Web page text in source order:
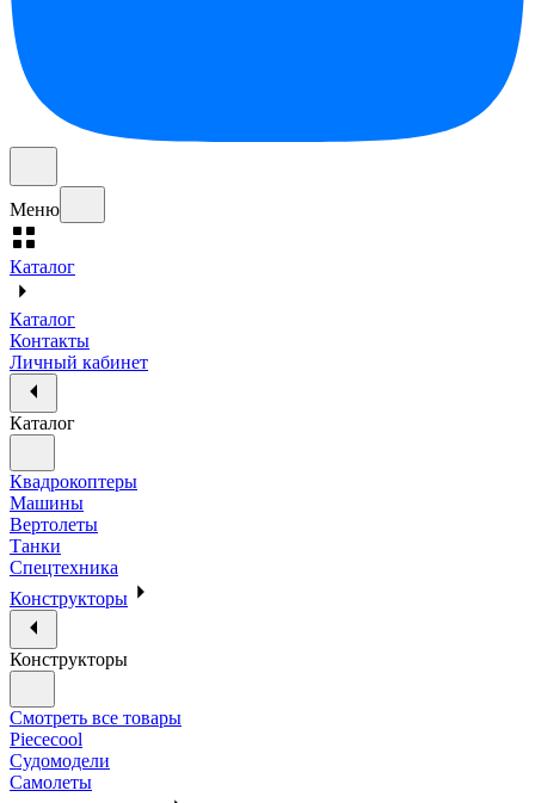
Меню
Каталог
Каталог
Контакты
Личный кабинет
Каталог
Квадрокоптеры
Машины
Вертолеты
Танки
Спецтехника
Конструкторы
Конструкторы
Смотреть все товары
Piececool
Судомодели
Самолеты